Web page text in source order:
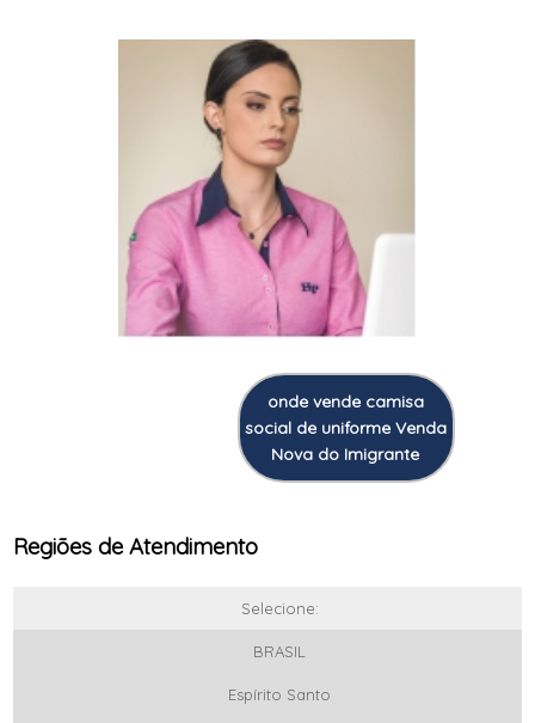
onde vende camisa
social de uniforme Venda
Nova do Imigrante
Regiões de Atendimento
Selecione:
BRASIL
Espírito Santo